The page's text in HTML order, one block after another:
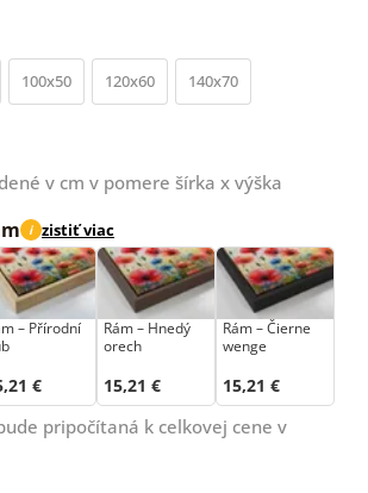
100x50 120x60 140x70
v cm v pomere šírka x výška
i zistiť viac
–⁠⁠⁠⁠⁠⁠ Přírodní
€
Rám – Hnedý
orech
15,21 €
Rám – Čierne
wenge
15,21 €
pripočítaná k celkovej cene v